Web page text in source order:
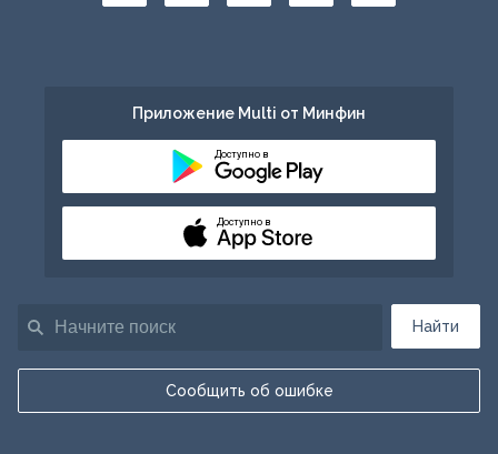
Найти
Сообщить об ошибке
Приложение Multi от Минфин
Доступно в
Доступно в